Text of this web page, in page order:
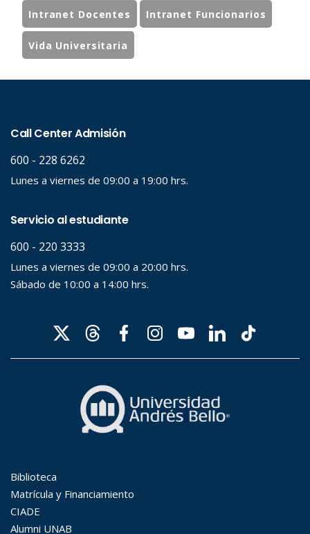
Intranet Docentes Intranet Funcionarios
Vida Universitaria